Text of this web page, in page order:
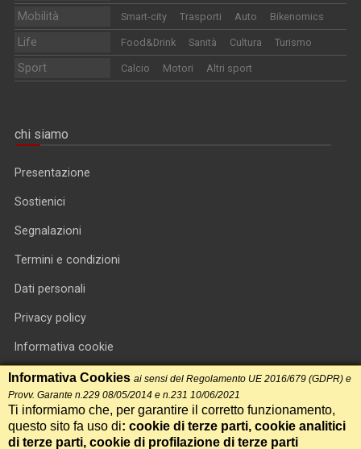
Mobilità Smart-city Trasporti Auto Bikenomics
Life Food&Drink Sanità Cultura Turismo
Sport Calcio Motori Altri sport
chi siamo
Presentazione
Sostienici
Segnalazioni
Termini e condizioni
Dati personali
Privacy policy
Informativa cookie
RSS feed
RSS Top News
Contatti
Informativa Cookies ai sensi del Regolamento UE 2016/679 (GDPR) e
Provv. Garante n.229 08/05/2014 e n.231 10/06/2021
Ti informiamo che, per garantire il corretto funzionamento,
questo sito fa uso di: cookie di terze parti, cookie analitici
di terze parti, cookie di profilazione di terze parti